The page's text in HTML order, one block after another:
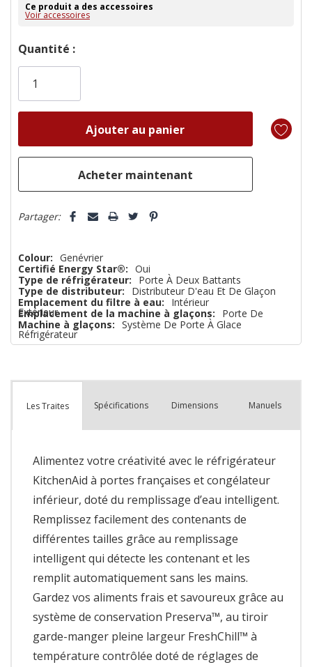
Ce produit a des accessoires
Voir accessoires
Dépêchez-
vous!
plus
Quantité :
Partager:
Colour: Genévrier
Certifié Energy Star®: Oui
Type de réfrigérateur:
Porte À Deux Battants
Type de distributeur:
Distributeur D'eau Et De Glaçon
Extérieur
Emplacement du filtre à eau:
Intérieur
Emplacement de la machine à glaçons:
Porte De
Réfrigérateur
Machine à glaçons: Système De Porte À Glace
Les Traites Spécifications Dimensions Manuels
Alimentez votre créativité avec le réfrigérateur
KitchenAid à portes françaises et congélateur
inférieur, doté du remplissage d’eau intelligent.
Remplissez facilement des contenants de
différentes tailles grâce au remplissage
intelligent qui détecte les contenant et les
remplit automatiquement sans les mains.
Gardez vos aliments frais et savoureux grâce au
système de conservation Preserva™, au tiroir
garde-manger pleine largeur FreshChill™ à
température contrôlée doté de réglages de